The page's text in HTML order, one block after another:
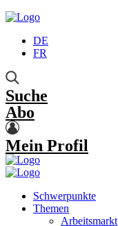
DE
FR
Suche
Abo
Mein Profil
Schwerpunkte
Themen
Arbeitsmarkt